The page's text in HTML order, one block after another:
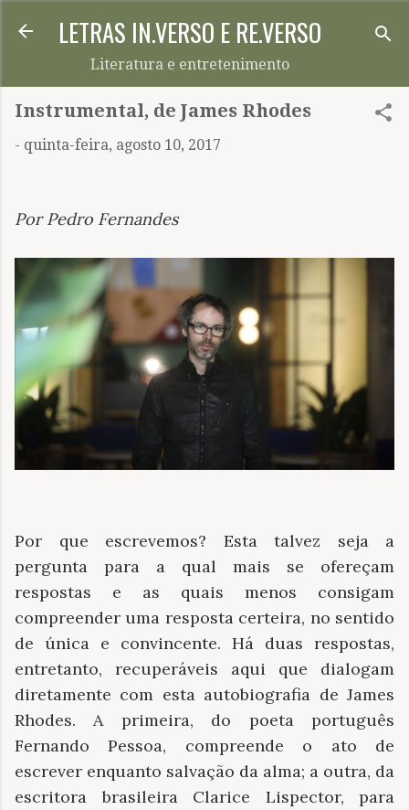
Pular para o conteúdo principal
LETRAS IN.VERSO E RE.VERSO
Literatura e entretenimento
Instrumental, de James Rhodes
- quinta-feira, agosto 10, 2017
Por Pedro Fernandes
Por que escrevemos? Esta talvez seja a
pergunta para a qual mais se ofereçam
respostas e as quais menos consigam
compreender uma resposta certeira, no sentido
de única e convincente. Há duas respostas,
entretanto, recuperáveis aqui que dialogam
diretamente com esta autobiografia de James
Rhodes. A primeira, do poeta português
Fernando Pessoa, compreende o ato de
escrever enquanto salvação da alma; a outra, da
escritora brasileira Clarice Lispector, para